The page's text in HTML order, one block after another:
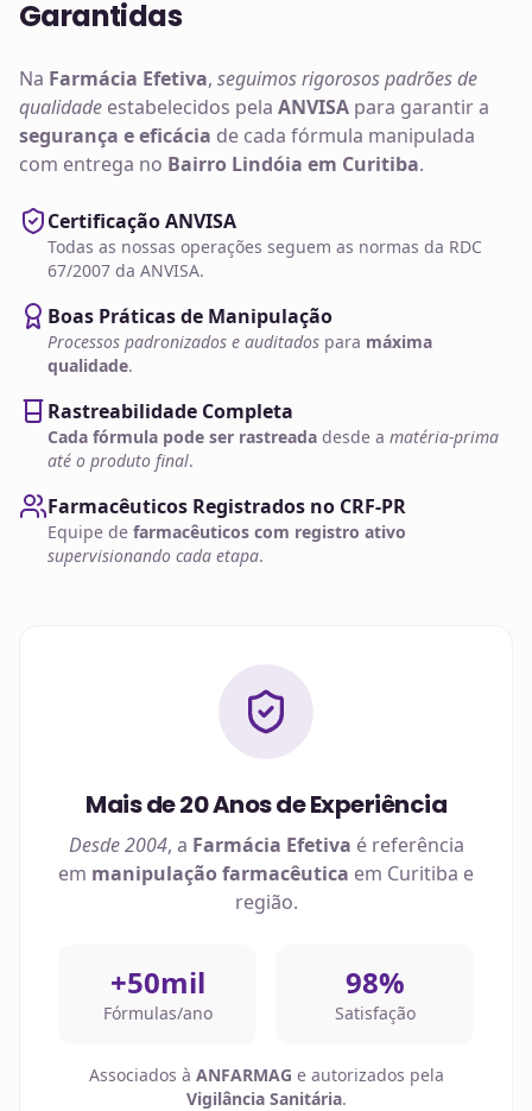
Garantidas
Na Farmácia Efetiva, seguimos rigorosos padrões de
qualidade estabelecidos pela ANVISA para garantir a
segurança e eficácia de cada fórmula manipulada
com entrega no Bairro Lindóia em Curitiba.
Certificação ANVISA
Todas as nossas operações seguem as normas da RDC
67/2007 da ANVISA.
Boas Práticas de Manipulação
Processos padronizados e auditados para máxima
qualidade.
Rastreabilidade Completa
Cada fórmula pode ser rastreada desde a matéria-prima
até o produto final.
Farmacêuticos Registrados no CRF-PR
Equipe de farmacêuticos com registro ativo
supervisionando cada etapa.
Mais de 20 Anos de Experiência
Desde 2004, a Farmácia Efetiva é referência
em manipulação farmacêutica em Curitiba e
região.
+50mil
Fórmulas/ano
98%
Satisfação
Associados à ANFARMAG e autorizados pela
Vigilância Sanitária.